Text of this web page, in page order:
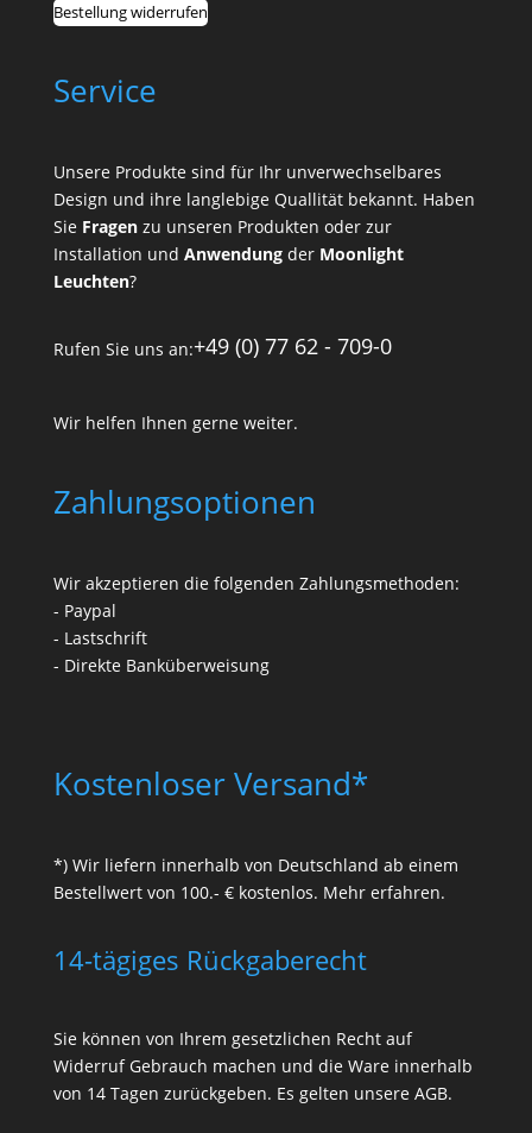
Bestellung widerrufen
Service
Unsere Produkte sind für Ihr unverwechselbares
Design und ihre langlebige Quallität bekannt. Haben
Sie Fragenzu unseren Produkten oder zur
Installation und Anwendungder Moonlight
Leuchten?
Rufen Sie uns an:+49 (0) 77 62 - 709-0
Wir helfen Ihnen gerne weiter.
Zahlungsoptionen
Wir akzeptieren die folgenden Zahlungsmethoden:
- Paypal
- Lastschrift
- Direkte Banküberweisung
Kostenloser Versand*
*) Wir liefern innerhalb von Deutschland ab einem
Bestellwert von 100.- € kostenlos. Mehr erfahren.
14-tägiges Rückgaberecht
Sie können von Ihrem gesetzlichen Recht auf
WiderrufGebrauch machen und die Ware innerhalb
von 14 Tagen zurückgeben. Es gelten unsere AGB.